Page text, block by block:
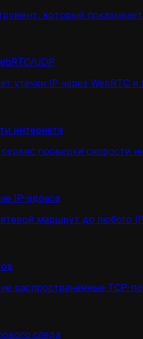
который
UDP
утечки IP через WebRTC
интернета
проверки скорости
IP-адреса
маршрут до любого
распространённые TCP-
следа